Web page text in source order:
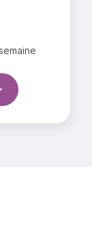
totale :